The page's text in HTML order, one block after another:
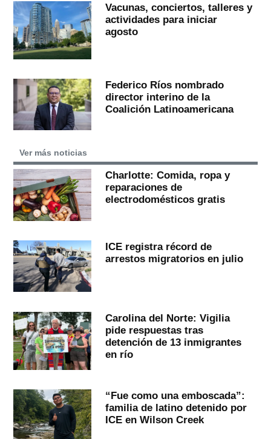
Vacunas, conciertos, talleres y
actividades para iniciar
agosto
Federico Ríos nombrado
director interino de la
Coalición Latinoamericana
Ver más noticias
Charlotte: Comida, ropa y
reparaciones de
electrodomésticos gratis
ICE registra récord de
arrestos migratorios en julio
Carolina del Norte: Vigilia
pide respuestas tras
detención de 13 inmigrantes
en río
“Fue como una emboscada”:
familia de latino detenido por
ICE en Wilson Creek